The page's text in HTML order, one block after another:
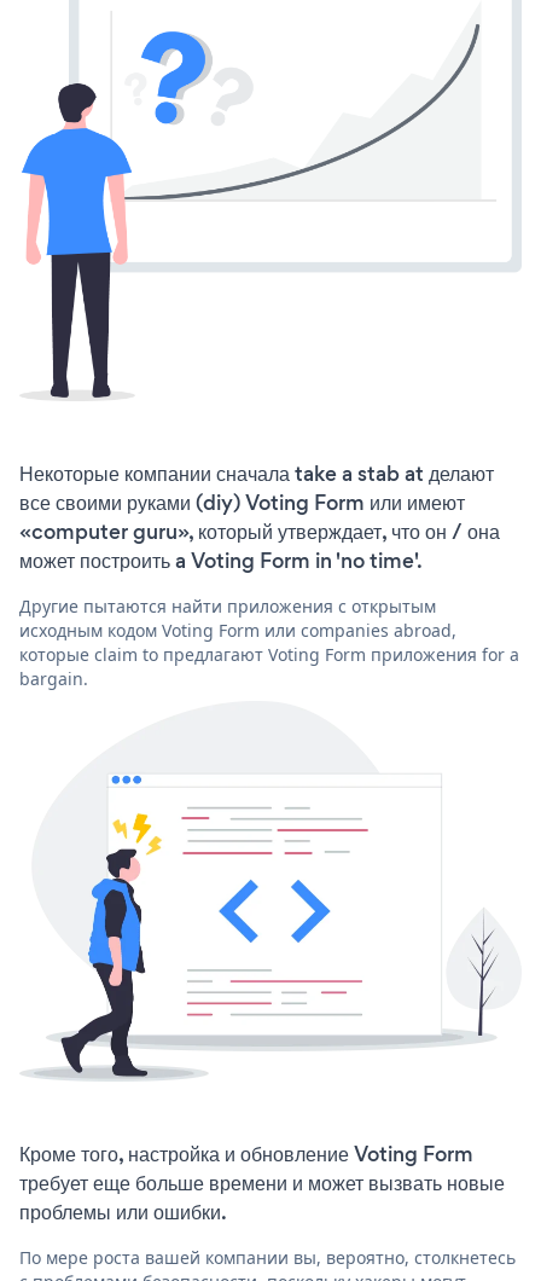
Некоторые компании сначала take a stab at делают
все своими руками (diy) Voting Form или имеют
«computer guru», который утверждает, что он / она
может построить a Voting Form in 'no time'.
Другие пытаются найти приложения с открытым
исходным кодом Voting Form или companies abroad,
которые claim to предлагают Voting Form приложения for a
bargain.
Кроме того, настройка и обновление Voting Form
требует еще больше времени и может вызвать новые
проблемы или ошибки.
По мере роста вашей компании вы, вероятно, столкнетесь